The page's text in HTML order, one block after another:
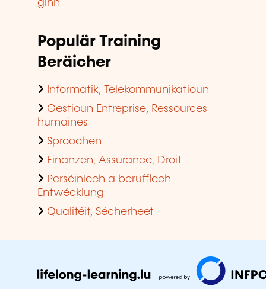
ginn
Populär Training
Beräicher
Informatik, Telekommunikatioun
Gestioun Entreprise, Ressources
humaines
Sproochen
Finanzen, Assurance, Droit
Perséinlech a berufflech
Entwécklung
Qualitéit, Sécherheet